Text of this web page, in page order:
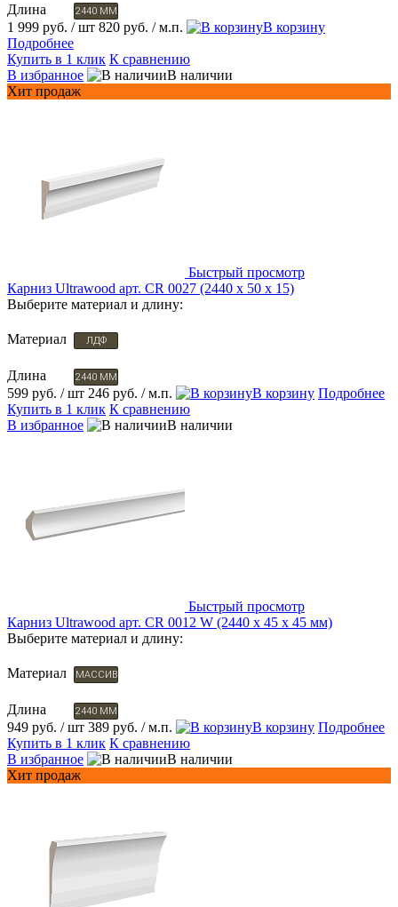
Длина 2440 ММ
1 999 руб. / шт 820 руб. / м.п.
В корзину
Подробнее
Купить в 1 клик К сравнению
В избранное
В наличии
Хит продаж
Быстрый просмотр
Карниз Ultrawood арт. CR 0027 (2440 х 50 х 15)
Выберите материал и длину:
Материал ЛДФ
Длина 2440 ММ
599 руб. / шт 246 руб. / м.п. В корзину Подробнее
Купить в 1 клик К сравнению
В избранное
В наличии
Быстрый просмотр
Карниз Ultrawood арт. CR 0012 W (2440 х 45 х 45 мм)
Выберите материал и длину:
Материал МАССИВ
Длина 2440 ММ
949 руб. / шт 389 руб. / м.п. В корзину Подробнее
Купить в 1 клик К сравнению
В избранное
В наличии
Хит продаж